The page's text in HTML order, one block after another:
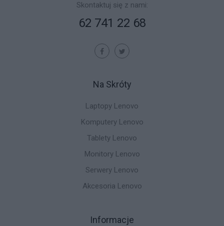
Skontaktuj się z nami:
62 741 22 68
Na Skróty
Laptopy Lenovo
Komputery Lenovo
Tablety Lenovo
Monitory Lenovo
Serwery Lenovo
Akcesoria Lenovo
Informacje